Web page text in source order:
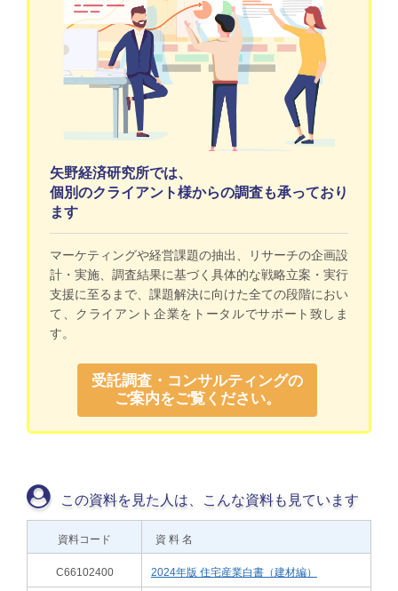
矢野経済研究所では、
個別のクライアント様からの調査も承っており
ます
マーケティングや経営課題の抽出、リサーチの企画設
計・実施、調査結果に基づく具体的な戦略立案・実行
支援に至るまで、課題解決に向けた全ての段階におい
て、クライアント企業をトータルでサポート致しま
す。
受託調査・コンサルティングの
ご案内をご覧ください。
この資料を見た人は、こんな資料も見ています
資料コード 資 料 名
C66102400 2024年版 住宅産業白書（建材編）